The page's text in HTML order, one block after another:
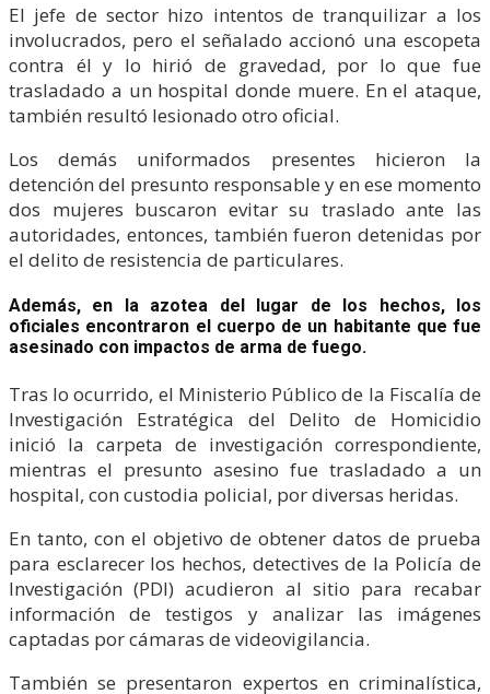
El jefe de sector hizo intentos de tranquilizar a los
involucrados, pero el señalado accionó una escopeta
contra él y lo hirió de gravedad, por lo que fue
trasladado a un hospital donde muere. En el ataque,
también resultó lesionado otro oficial.
Los demás uniformados presentes hicieron la
detención del presunto responsable y en ese momento
dos mujeres buscaron evitar su traslado ante las
autoridades, entonces, también fueron detenidas por
el delito de resistencia de particulares.
Además, en la azotea del lugar de los hechos, los
oficiales encontraron el cuerpo de un habitante que fue
asesinado con impactos de arma de fuego.
Tras lo ocurrido, el Ministerio Público de la Fiscalía de
Investigación Estratégica del Delito de Homicidio
inició la carpeta de investigación correspondiente,
mientras el presunto asesino fue trasladado a un
hospital, con custodia policial, por diversas heridas.
En tanto, con el objetivo de obtener datos de prueba
para esclarecer los hechos, detectives de la Policía de
Investigación (PDI) acudieron al sitio para recabar
información de testigos y analizar las imágenes
captadas por cámaras de videovigilancia.
También se presentaron expertos en criminalística,